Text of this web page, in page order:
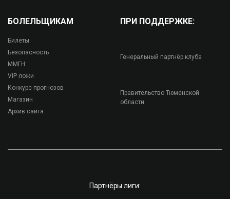
БОЛЕЛЬЩИКАМ
Билеты
Безопасность
ММГН
VIP ложи
Конкурс прогнозов
Магазин
Архив сайта
ПРИ ПОДДЕРЖКЕ:
Генеральный партнёр клуба
Правительство Тюменской
области
Партнёры лиги: